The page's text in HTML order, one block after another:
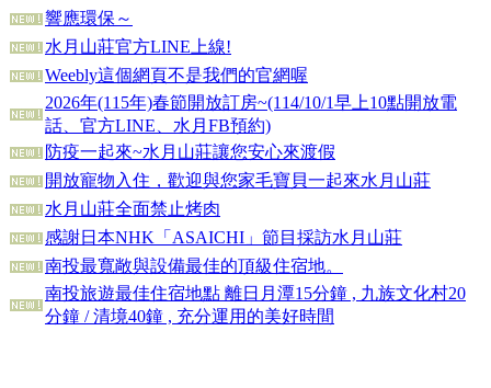
響應環保～
水月山莊官方LINE上線!
Weebly這個網頁不是我們的官網喔
2026年(115年)春節開放訂房~(114/10/1早上10點開放電
話、官方LINE、水月FB預約)
防疫一起來~水月山莊讓您安心來渡假
開放寵物入住，歡迎與您家毛寶貝一起來水月山莊
水月山莊全面禁止烤肉
感謝日本NHK「ASAICHI」節目採訪水月山莊
南投最寬敞與設備最佳的頂級住宿地。
南投旅遊最佳住宿地點 離日月潭15分鐘 , 九族文化村20
分鐘 / 清境40鐘 , 充分運用的美好時間